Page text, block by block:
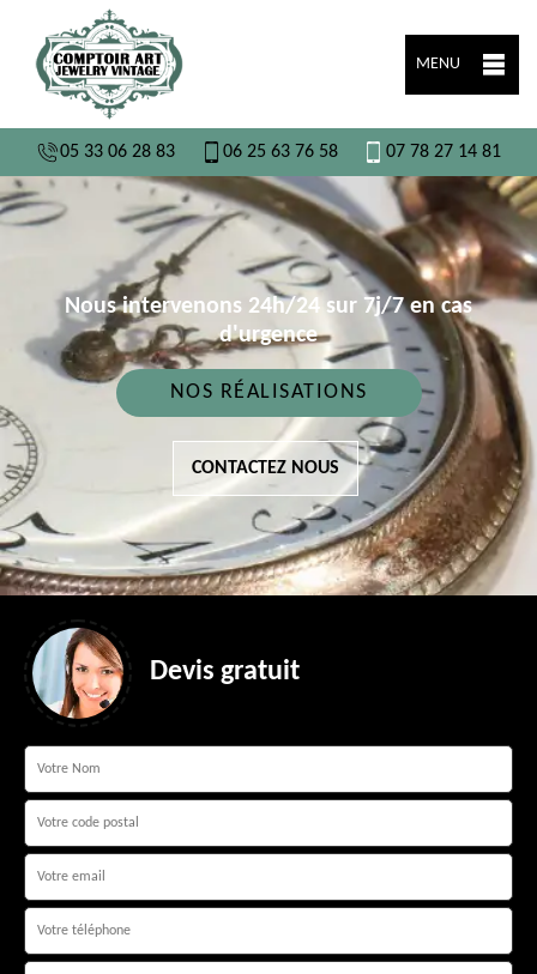
MENU
05 33 06 28 83 06 25 63 76 58 07 78 27 14 81
Nous intervenons 24h/24 sur 7j/7 en cas
d'urgence
NOS RÉALISATIONS
CONTACTEZ NOUS
Devis gratuit